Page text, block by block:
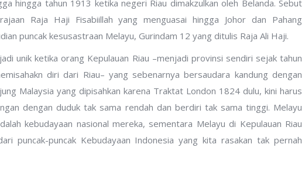
hingga tahun 1913 ketika negeri Riau dimakzulkan oleh Belanda. Sebut
Raja Haji Fisabiillah yang menguasai hingga Johor dan Pahang
puncak kesusastraan Melayu, Gurindam 12 yang ditulis Raja Ali Haji.
unik ketika orang Kepulauan Riau –menjadi provinsi sendiri sejak tahun
diri dari Riau– yang sebenarnya bersaudara kandung dengan
Malaysia yang dipisahkan karena Traktat London 1824 dulu, kini harus
dengan duduk tak sama rendah dan berdiri tak sama tinggi. Melayu
kebudayaan nasional mereka, sementara Melayu di Kepulauan Riau
puncak-puncak Kebudayaan Indonesia yang kita rasakan tak pernah